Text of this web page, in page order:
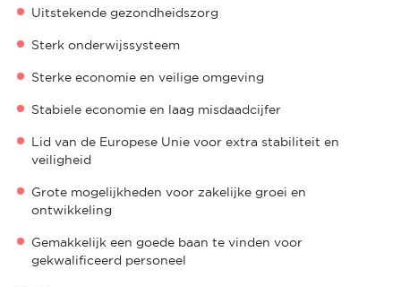
Uitstekende gezondheidszorg
Sterk onderwijssysteem
Sterke economie en veilige omgeving
Stabiele economie en laag misdaadcijfer
Lid van de Europese Unie voor extra stabiliteit en
veiligheid
Grote mogelijkheden voor zakelijke groei en
ontwikkeling
Gemakkelijk een goede baan te vinden voor
gekwalificeerd personeel